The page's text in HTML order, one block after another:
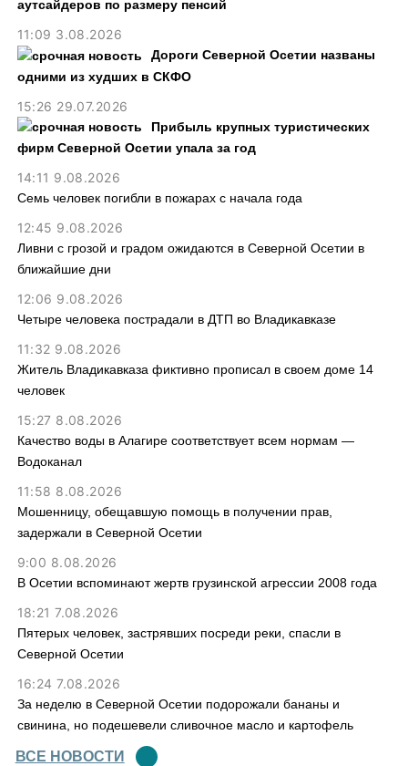
аутсайдеров по размеру пенсий
11:09 3.08.2026
Дороги Северной Осетии названы
одними из худших в СКФО
15:26 29.07.2026
Прибыль крупных туристических
фирм Северной Осетии упала за год
14:11 9.08.2026
Семь человек погибли в пожарах с начала года
12:45 9.08.2026
Ливни с грозой и градом ожидаются в Северной Осетии в
ближайшие дни
12:06 9.08.2026
Четыре человека пострадали в ДТП во Владикавказе
11:32 9.08.2026
Житель Владикавказа фиктивно прописал в своем доме 14
человек
15:27 8.08.2026
Качество воды в Алагире соответствует всем нормам —
Водоканал
11:58 8.08.2026
Мошенницу, обещавшую помощь в получении прав,
задержали в Северной Осетии
9:00 8.08.2026
В Осетии вспоминают жертв грузинской агрессии 2008 года
18:21 7.08.2026
Пятерых человек, застрявших посреди реки, спасли в
Северной Осетии
16:24 7.08.2026
За неделю в Северной Осетии подорожали бананы и
свинина, но подешевели сливочное масло и картофель
ВСЕ НОВОСТИ